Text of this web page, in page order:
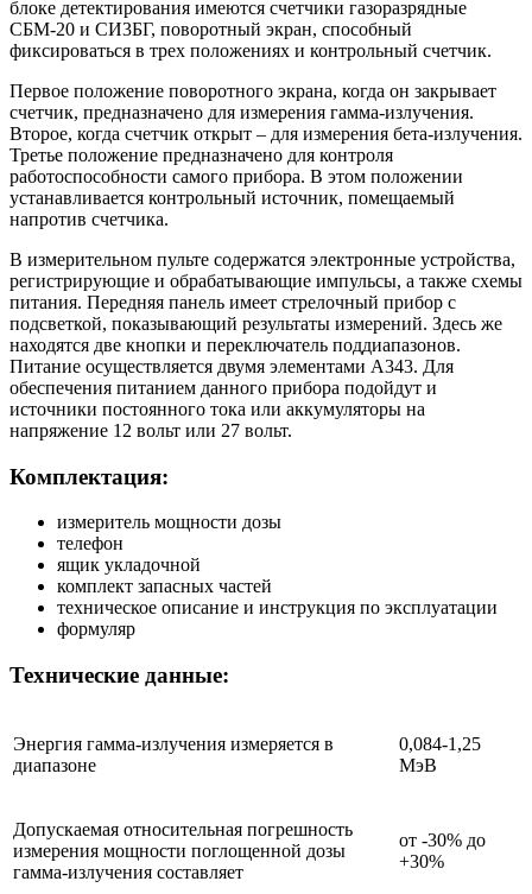
блоке детектирования имеются счетчики газоразрядные
СБМ-20 и СИ3БГ, поворотный экран, способный
фиксироваться в трех положениях и контрольный счетчик.
Первое положение поворотного экрана, когда он закрывает
счетчик, предназначено для измерения гамма-излучения.
Второе, когда счетчик открыт – для измерения бета-излучения.
Третье положение предназначено для контроля
работоспособности самого прибора. В этом положении
устанавливается контрольный источник, помещаемый
напротив счетчика.
В измерительном пульте содержатся электронные устройства,
регистрирующие и обрабатывающие импульсы, а также схемы
питания. Передняя панель имеет стрелочный прибор с
подсветкой, показывающий результаты измерений. Здесь же
находятся две кнопки и переключатель поддиапазонов.
Питание осуществляется двумя элементами А343. Для
обеспечения питанием данного прибора подойдут и
источники постоянного тока или аккумуляторы на
напряжение 12 вольт или 27 вольт.
Комплектация:
измеритель мощности дозы
телефон
ящик укладочной
комплект запасных частей
техническое описание и инструкция по эксплуатации
формуляр
Технические данные:
Энергия гамма-излучения измеряется в
диапазоне
0,084-1,25
МэВ
Допускаемая относительная погрешность
измерения мощности поглощенной дозы
гамма-излучения составляет
от -30% до
+30%